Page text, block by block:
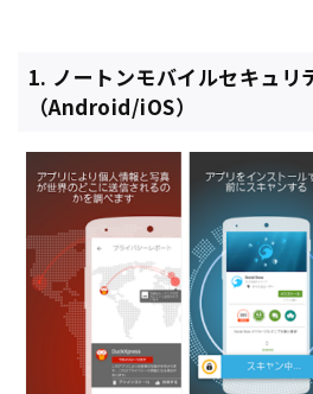
1. ノートンモバイルセキュリ
（Android/iOS）